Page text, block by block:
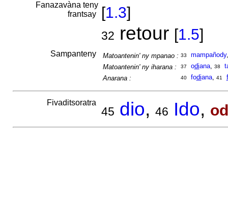
Fanazavàna teny
frantsay
[1.3]
32 retour [1.5]
Sampanteny Matoantenin' ny mpanao : 33 mampañody
Matoantenin' ny iharana :
37 odiana, 38
Anarana :
40 fodiana, 41
Fivaditsoratra
45 dio, 46 Ido,